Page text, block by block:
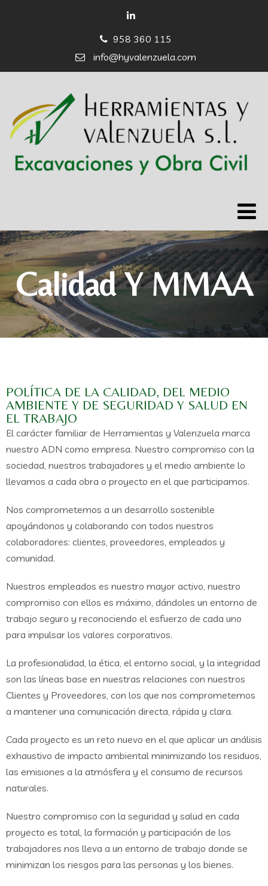
958 360 115
info@hyvalenzuela.com
Calidad Y MMAA
POLÍTICA DE LA CALIDAD, DEL MEDIO
AMBIENTE Y DE SEGURIDAD Y SALUD EN
EL TRABAJO
El carácter familiar de Herramientas y Valenzuela marca
nuestro ADN como empresa. Nuestro compromiso con la
sociedad, nuestros trabajadores y el medio ambiente lo
llevamos a cada obra o proyecto en el que participamos.
Nos comprometemos a un desarrollo sostenible
apoyándonos y colaborando con todos nuestros
colaboradores: clientes, proveedores, empleados y
comunidad.
Nuestros empleados es nuestro mayor activo, nuestro
compromiso con ellos es máximo, dándoles un entorno de
trabajo seguro y reconociendo el esfuerzo de cada uno
para impulsar los valores corporativos.
La profesionalidad, la ética, el entorno social, y la integridad
son las líneas base en nuestras relaciones con nuestros
Clientes y Proveedores, con los que nos comprometemos
a mantener una comunicación directa, rápida y clara.
Cada proyecto es un reto nuevo en el que aplicar un análisis
exhaustivo de impacto ambiental minimizando los residuos,
las emisiones a la atmósfera y el consumo de recursos
naturales.
Nuestro compromiso con la seguridad y salud en cada
proyecto es total, la formación y participación de los
trabajadores nos lleva a un entorno de trabajo donde se
minimizan los riesgos para las personas y los bienes.